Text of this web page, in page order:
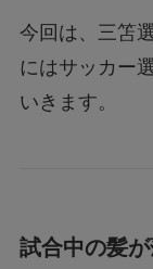
今回は、三笘
にはサッカー
いきます。
試合中の髪